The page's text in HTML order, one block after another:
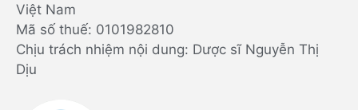
Việt Nam
Mã số thuế: 0101982810
Chịu trách nhiệm nội dung: Dược sĩ Nguyễn Thị
Dịu